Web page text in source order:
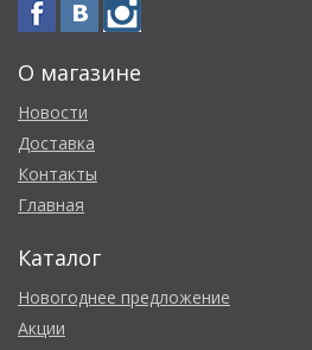
О магазине
Новости
Доставка
Контакты
Главная
Каталог
Новогоднее предложение
Акции